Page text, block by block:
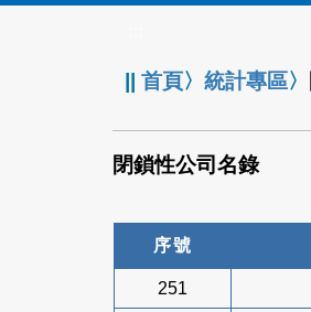
||首頁〉統計專區〉
閉鎖性公司名錄
序號
251